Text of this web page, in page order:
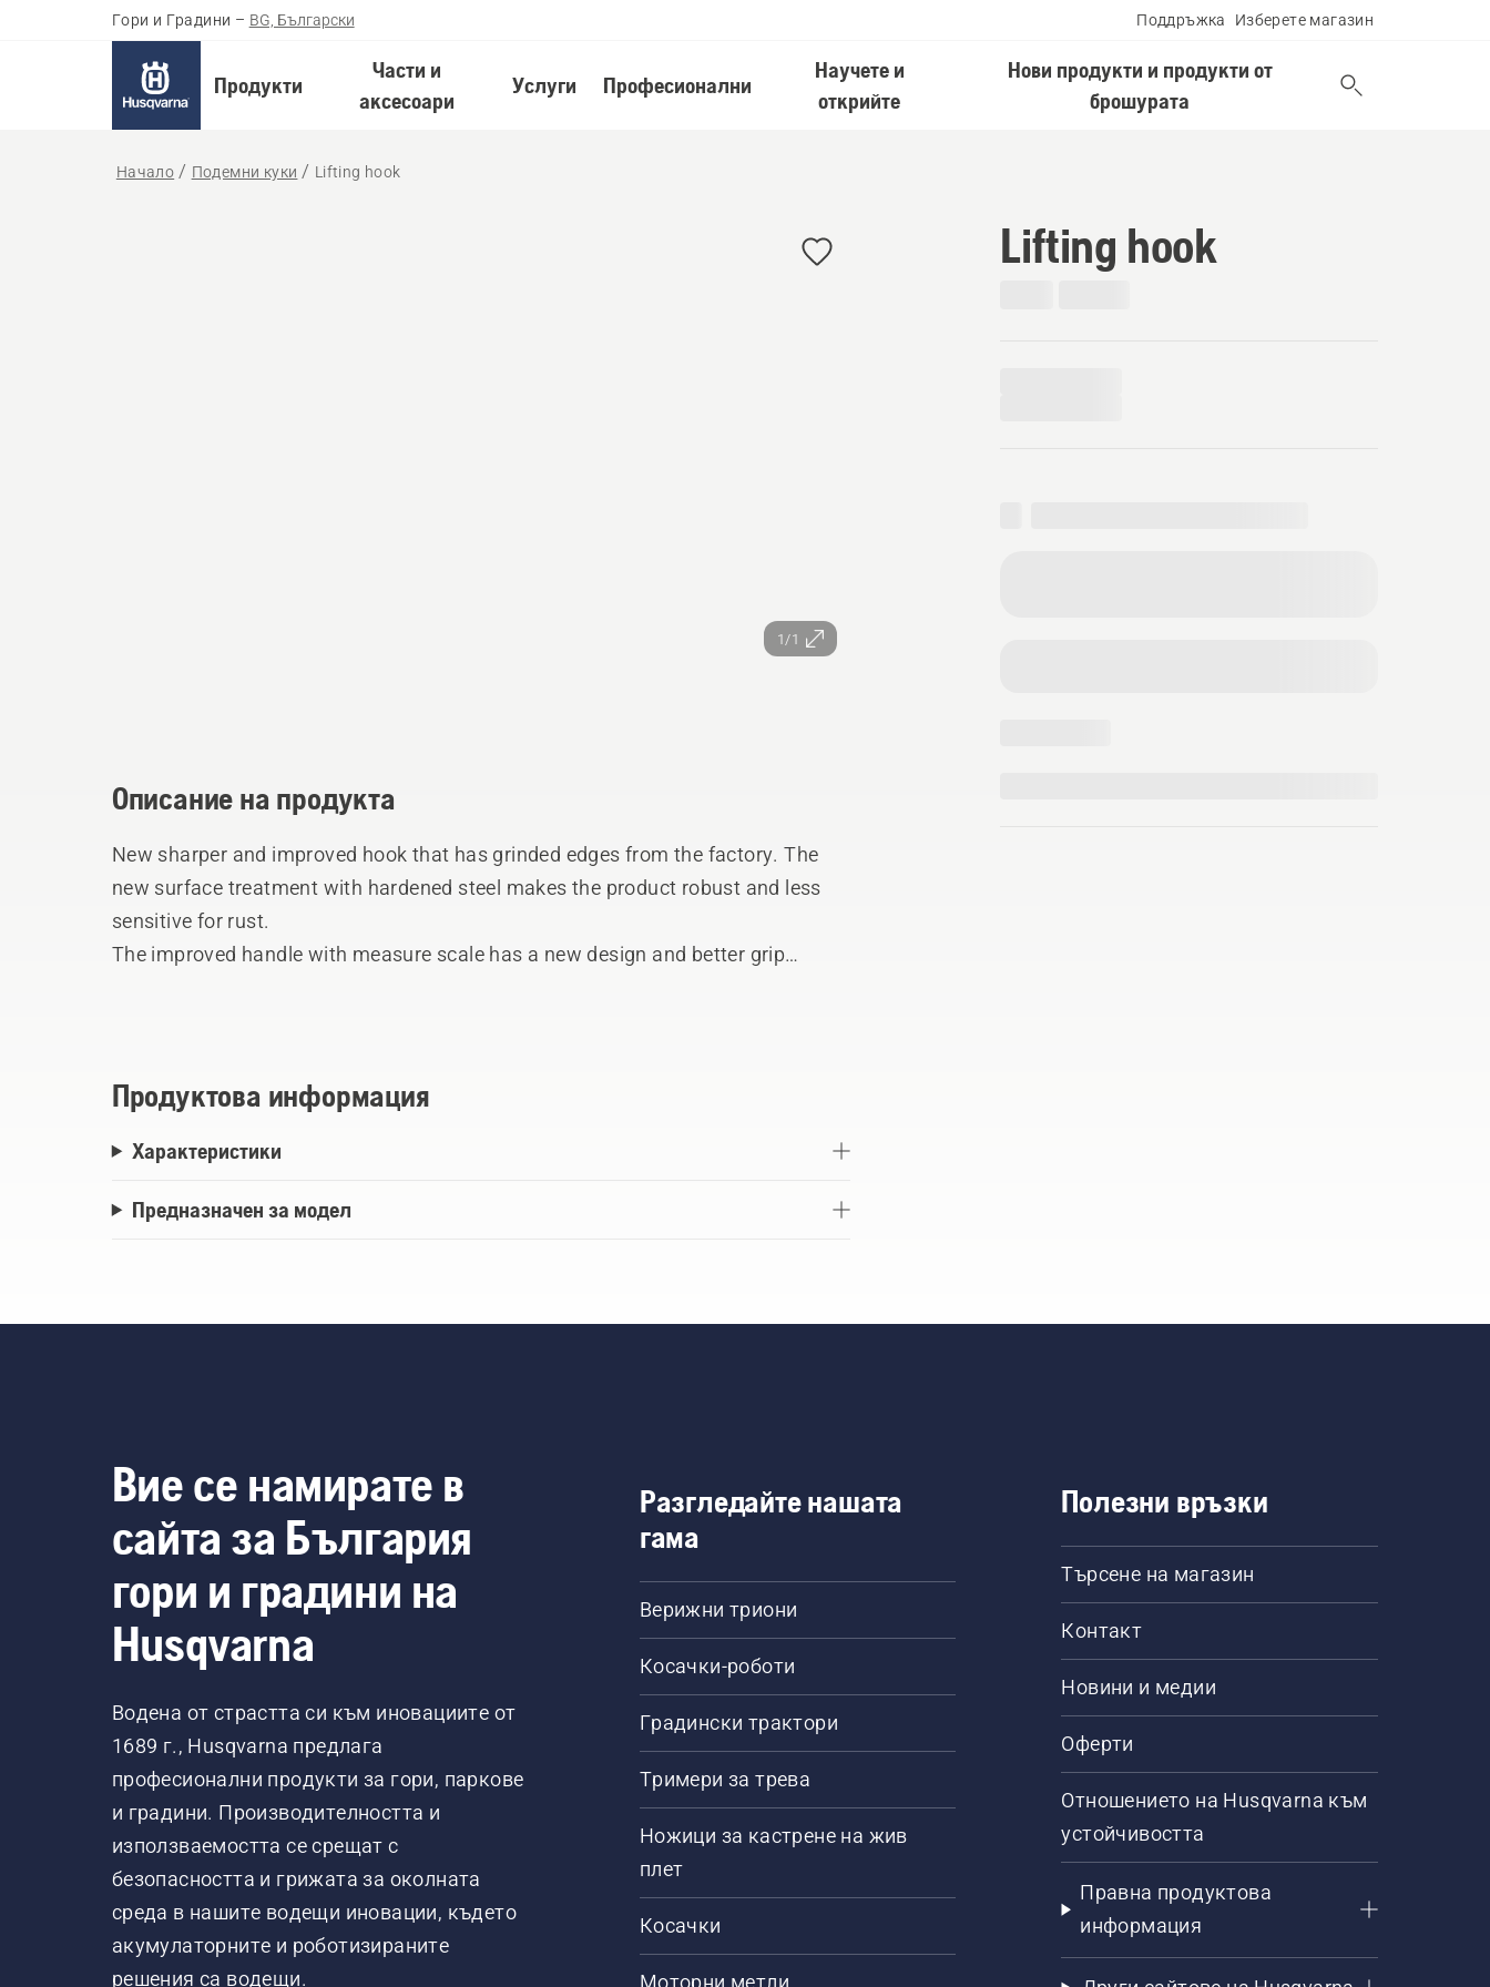
Гори и Градини – BG, Български Поддръжка Изберете магазин
Продукти
Части и
аксесоари
Услуги Професионални
Научете и
открийте
Нови продукти и продукти от
брошурата
Начало Подемни куки Lifting hook
1/1
Lifting hook
Описание на продукта
New sharper and improved hook that has grinded edges from the factory. The
new surface treatment with hardened steel makes the product robust and less
sensitive for rust.
The improved handle with measure scale has a new design and better grip
Продуктова информация
Характеристики
Предназначен за модел
Вие се намирате в
сайта за България
гори и градини на
Husqvarna
Водена от страстта си към иновациите от
1689 г., Husqvarna предлага
професионални продукти за гори, паркове
и градини. Производителността и
използваемостта се срещат с
безопасността и грижата за околната
среда в нашите водещи иновации, където
акумулаторните и роботизираните
решения са водещи.
Разгледайте нашата
гама
Верижни триони
Косачки-роботи
Градински трактори
Тримери за трева
Ножици за кастрене на жив
плет
Косачки
Моторни метли
Полезни връзки
Търсене на магазин
Контакт
Новини и медии
Оферти
Отношението на Husqvarna към
устойчивостта
Правна продуктова
информация